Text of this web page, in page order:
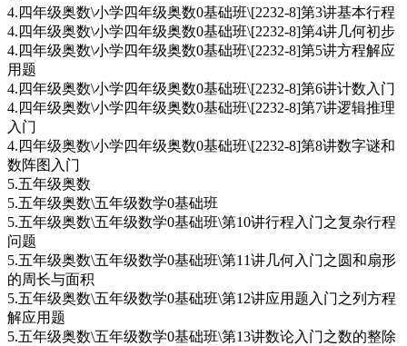
4.四年级奥数\小学四年级奥数0基础班\[2232-8]第3讲基本行程
4.四年级奥数\小学四年级奥数0基础班\[2232-8]第4讲几何初步
4.四年级奥数\小学四年级奥数0基础班\[2232-8]第5讲方程解应
用题
4.四年级奥数\小学四年级奥数0基础班\[2232-8]第6讲计数入门
4.四年级奥数\小学四年级奥数0基础班\[2232-8]第7讲逻辑推理
入门
4.四年级奥数\小学四年级奥数0基础班\[2232-8]第8讲数字谜和
数阵图入门
5.五年级奥数
5.五年级奥数\五年级数学0基础班
5.五年级奥数\五年级数学0基础班\第10讲行程入门之复杂行程
问题
5.五年级奥数\五年级数学0基础班\第11讲几何入门之圆和扇形
的周长与面积
5.五年级奥数\五年级数学0基础班\第12讲应用题入门之列方程
解应用题
5.五年级奥数\五年级数学0基础班\第13讲数论入门之数的整除